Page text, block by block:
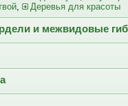
, Деревья для красоты
и межвидовые